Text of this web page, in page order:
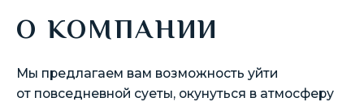
О КОМПАНИИ
Мы предлагаем вам возможность уйти
от повседневной суеты, окунуться в атмосферу